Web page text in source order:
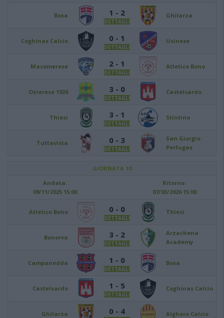
Bosa 1 - 2
DETTAGLI
Ghilarza
Coghinas Calcio 0 - 1
DETTAGLI
Usinese
Macomerese 2 - 1
DETTAGLI
Atletico Bono
Ozierese 1926 3 - 0
DETTAGLI
Castelsardo
Thiesi 3 - 1
DETTAGLI
Stintino
Tuttavista 0 - 3
DETTAGLI
San Giorgio
Perfugas
GIORNATA 10
Andata:
09/11/2025 15:00
Ritorno:
07/03/2026 15:00
Atletico Bono 0 - 0
DETTAGLI
Thiesi
Bonorva 3 - 2
DETTAGLI
Arzachena
Academy
Campanedda 1 - 0
DETTAGLI
Bosa
Castelsardo 1 - 5
DETTAGLI
Coghinas Calcio
Ghilarza 0 - 4 Alghero Calcio